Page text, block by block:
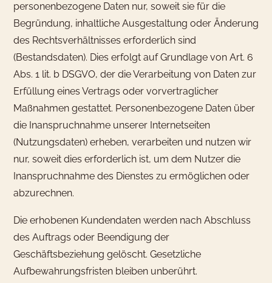
personenbezogene Daten nur, soweit sie für die
Begründung, inhaltliche Ausgestaltung oder Änderung
des Rechtsverhältnisses erforderlich sind
(Bestandsdaten). Dies erfolgt auf Grundlage von Art. 6
Abs. 1 lit. b DSGVO, der die Verarbeitung von Daten zur
Erfüllung eines Vertrags oder vorvertraglicher
Maßnahmen gestattet. Personenbezogene Daten über
die Inanspruchnahme unserer Internetseiten
(Nutzungsdaten) erheben, verarbeiten und nutzen wir
nur, soweit dies erforderlich ist, um dem Nutzer die
Inanspruchnahme des Dienstes zu ermöglichen oder
abzurechnen.
Die erhobenen Kundendaten werden nach Abschluss
des Auftrags oder Beendigung der
Geschäftsbeziehung gelöscht. Gesetzliche
Aufbewahrungsfristen bleiben unberührt.
Was möchtest Du buchen?
Wir haben Hotelzimmer für 1-4
Gäste
Hotelzimmer